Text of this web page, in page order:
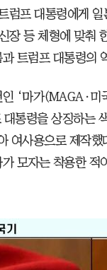
럼프 대통령에게
장 등 체형에 맞춰
트럼프 대통령의
‘마가(MAGA·미
통령을 상징하는
여사용으로 제작
모자는 착용한